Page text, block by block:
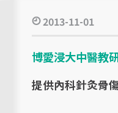
2013-11-01
博愛浸大中醫教
提供內科針灸骨